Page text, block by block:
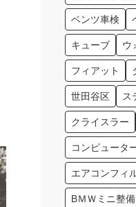
ベンツ車検
キューブ ウ
フィアット
世田谷区 ス
クライスラー
コンピュータ
エアコンフィ
BＭＷミニ整備